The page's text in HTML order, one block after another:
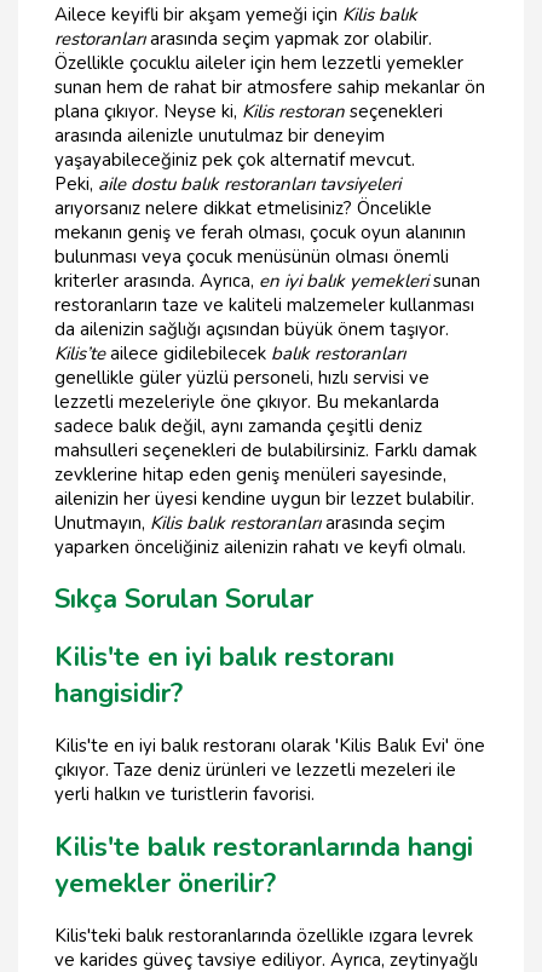
Ailece keyifli bir akşam yemeği için Kilis balık
restoranlarıarasında seçim yapmak zor olabilir.
Özellikle çocuklu aileler için hem lezzetli yemekler
sunan hem de rahat bir atmosfere sahip mekanlar ön
plana çıkıyor. Neyse ki, Kilis restoran seçenekleri
arasında ailenizle unutulmaz bir deneyim
yaşayabileceğiniz pek çok alternatif mevcut.
Peki, aile dostu balık restoranları tavsiyeleri
arıyorsanız nelere dikkat etmelisiniz? Öncelikle
mekanın geniş ve ferah olması, çocuk oyun alanının
bulunması veya çocuk menüsünün olması önemli
kriterler arasında. Ayrıca, en iyi balık yemeklerisunan
restoranların taze ve kaliteli malzemeler kullanması
da ailenizin sağlığı açısından büyük önem taşıyor.
Kilis’teailece gidilebilecek balık restoranları
genellikle güler yüzlü personeli, hızlı servisi ve
lezzetli mezeleriyle öne çıkıyor. Bu mekanlarda
sadece balık değil, aynı zamanda çeşitli deniz
mahsulleri seçenekleri de bulabilirsiniz. Farklı damak
zevklerine hitap eden geniş menüleri sayesinde,
ailenizin her üyesi kendine uygun bir lezzet bulabilir.
Unutmayın, Kilis balık restoranlarıarasında seçim
yaparken önceliğiniz ailenizin rahatı ve keyfi olmalı.
Sıkça Sorulan Sorular
Kilis'te en iyi balık restoranı
hangisidir?
Kilis'te en iyi balık restoranı olarak 'Kilis Balık Evi' öne
çıkıyor. Taze deniz ürünleri ve lezzetli mezeleri ile
yerli halkın ve turistlerin favorisi.
Kilis'te balık restoranlarında hangi
yemekler önerilir?
Kilis'teki balık restoranlarında özellikle ızgara levrek
ve karides güveç tavsiye ediliyor. Ayrıca, zeytinyağlı